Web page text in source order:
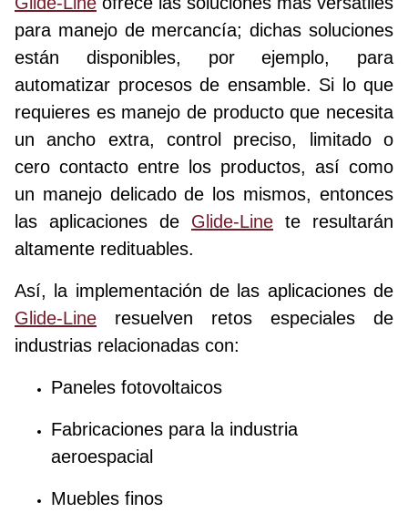
para manejo de mercancía; dichas soluciones
están disponibles, por ejemplo, para
automatizar procesos de ensamble. Si lo que
requieres es manejo de producto que necesita
un ancho extra, control preciso, limitado o
cero contacto entre los productos, así como
un manejo delicado de los mismos, entonces
las aplicaciones de Glide-Line te resultarán
altamente redituables.
Así, la implementación de las aplicaciones de
Glide-Line resuelven retos especiales de
industrias relacionadas con:
Paneles fotovoltaicos
Fabricaciones para la industria
aeroespacial
Muebles finos